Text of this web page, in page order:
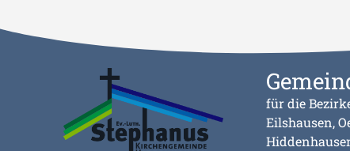
für die
Eilshausen,